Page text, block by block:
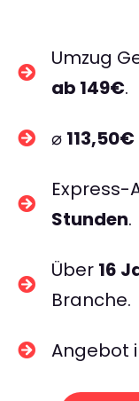
Umzug
ab 149€.
⌀
Express-
Stunden.
Über 16
Branche.
Angebot